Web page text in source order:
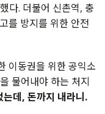
다. 더불어 신촌역, 충
를 방지를 위한 안전
이동권을 위한 공익소
물어내야 하는 처지
는데, 돈까지 내라니.